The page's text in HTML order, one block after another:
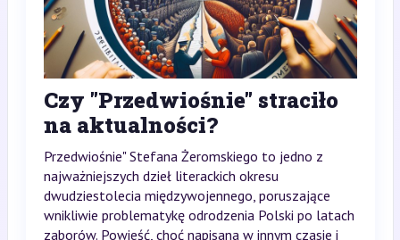
Czy "Przedwiośnie" straciło
na aktualności?
Przedwiośnie" Stefana Żeromskiego to jedno z
najważniejszych dzieł literackich okresu
dwudziestolecia międzywojennego, poruszające
wnikliwie problematykę odrodzenia Polski po latach
zaborów. Powieść, choć napisana w innym czasie i